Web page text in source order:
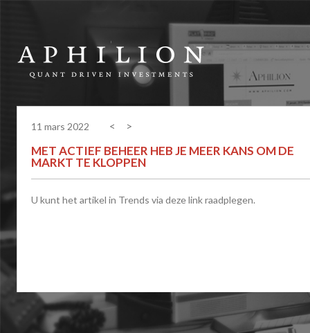
11 mars 2022 < >
MET ACTIEF BEHEER HEB JE MEER KANS OM DE
MARKT TE KLOPPEN
U kunt het artikel in Trends via deze linkraadplegen.